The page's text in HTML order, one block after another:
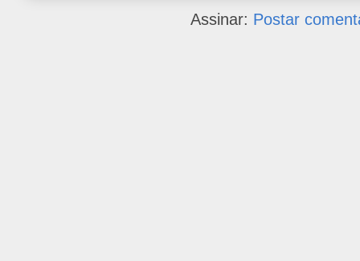
Assinar: Postar